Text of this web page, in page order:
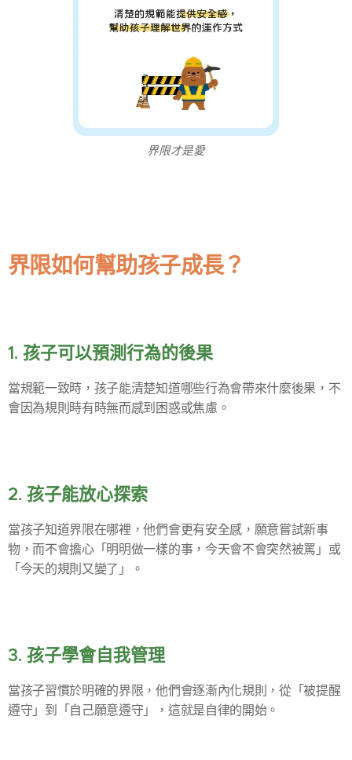
界限才是愛
界限如何幫助孩子成長？
1. 孩子可以預測行為的後果
當規範一致時，孩子能清楚知道哪些行為會帶來什麼後果，不
會因為規則時有時無而感到困惑或焦慮。
2. 孩子能放心探索
當孩子知道界限在哪裡，他們會更有安全感，願意嘗試新事
物，而不會擔心「明明做一樣的事，今天會不會突然被罵」或
「今天的規則又變了」。
3. 孩子學會自我管理
當孩子習慣於明確的界限，他們會逐漸內化規則，從「被提醒
遵守」到「自己願意遵守」，這就是自律的開始。